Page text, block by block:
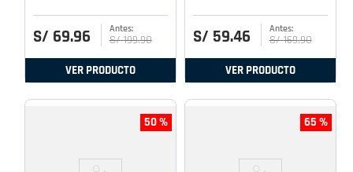
S/ 69.96 S/ 199.90
VER PRODUCTO
S/ 59.46 S/ 169.90
VER PRODUCTO
50 % 65 %